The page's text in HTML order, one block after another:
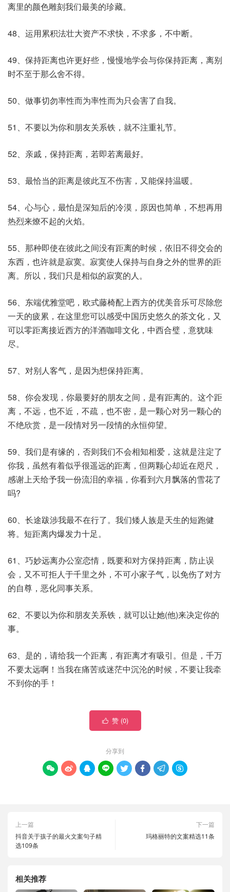
离里的颜色雕刻我们最美的珍藏。
48、运用累积法壮大资产不求快，不求多，不中断。
49、保持距离也许更好些，慢慢地学会与你保持距离，离别
时不至于那么舍不得。
50、做事切勿率性而为率性而为只会害了自我。
51、不要以为你和朋友关系铁，就不注重礼节。
52、亲戚，保持距离，若即若离最好。
53、最恰当的距离是彼此互不伤害，又能保持温暖。
54、心与心，最怕是深知后的冷漠，原因也简单，不想再用
热烈来燎不起的火焰。
55、那种即使在彼此之间没有距离的时候，依旧不得交会的
东西，也许就是寂寞。寂寞使人保持与自身之外的世界的距
离。所以，我们只是相似的寂寞的人。
56、东端优雅堂吧，欧式藤椅配上西方的优美音乐可尽除您
一天的疲累，在这里您可以感受中国历史悠久的茶文化，又
可以零距离接近西方的洋酒咖啡文化，中西合璧，意犹味
尽。
57、对别人客气，是因为想保持距离。
58、你会发现，你最要好的朋友之间，是有距离的。这个距
离，不远，也不近，不疏，也不密，是一颗心对另一颗心的
不绝欣赏，是一段情对另一段情的永恒仰望。
59、我们是有缘的，否则我们不会相知相爱，这就是注定了
你我，虽然有着似乎很遥远的距离，但两颗心却近在咫尺，
感谢上天给予我一份流泪的幸福，你看到六月飘落的雪花了
吗?
60、长途跋涉我最不在行了。我们矮人族是天生的短跑健
将。短距离内爆发力十足。
61、巧妙远离办公室恋情，既要和对方保持距离，防止误
会，又不可拒人于千里之外，不可小家子气，以免伤了对方
的自尊，恶化同事关系。
62、不要以为你和朋友关系铁，就可以让她(他)来决定你的
事。
63、是的，请给我一个距离，有距离才有吸引。但是，千万
不要太远啊！当我在痛苦或迷茫中沉沦的时候，不要让我牵
不到你的手！
 赞 (0)
分享到
       
上一篇
抖音关于孩子的最火文案句子精
选109条
下一篇
玛格丽特的文案精选11条
相关推荐